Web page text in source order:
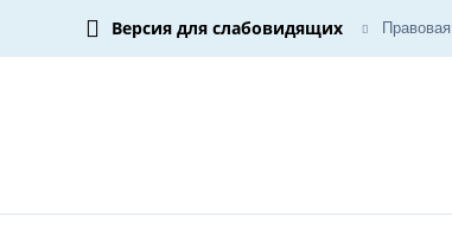
Версия для слабовидящих